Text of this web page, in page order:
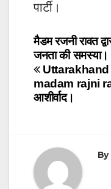
पार्टी।
Post
मैडम रजनी रावत
जनता की समस्या।
Uttarakhand
madam rajni
आशीर्वाद।
By